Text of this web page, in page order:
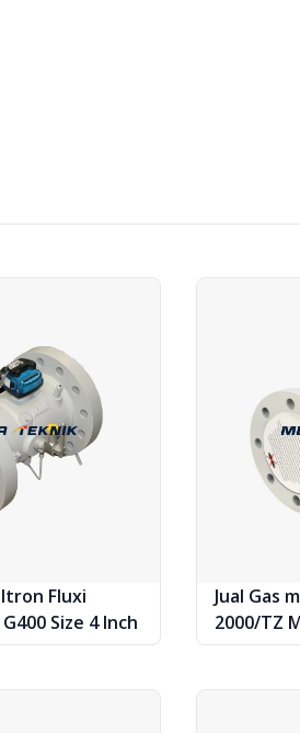
Fluxi
Size 4 Inch
Jual Gas
2000/TZ